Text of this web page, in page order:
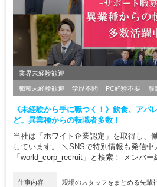
業界未経験歓迎
職種未経験歓迎 学歴不問 PC経験不要 服
《未経験から手に職つく！》飲食、アパ
ど。異業種からの転職者多数！
当社は「ホワイト企業認定」を取得し、
しています。 ＼SNSで特別情報も発信中
「world_corp_recruit」と検索！ メンバ
仕事内容
現場のスタッフをまとめる先輩